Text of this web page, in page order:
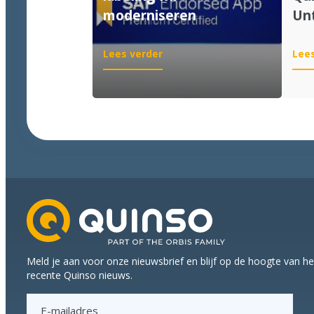
moderniseren
Lees verder:
Goed
voor
Meld je aan voor onze nieuwsbrief en blijf op de hoogte van
recente Quinso nieuws.